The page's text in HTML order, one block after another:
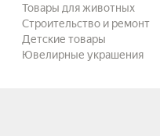
Товары для животных
Строительство и ремонт
Детские товары
Ювелирные украшения